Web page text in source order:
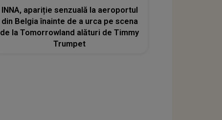
INNA, apariție senzuală la aeroportul
din Belgia înainte de a urca pe scena
de la Tomorrowland alături de Timmy
Trumpet